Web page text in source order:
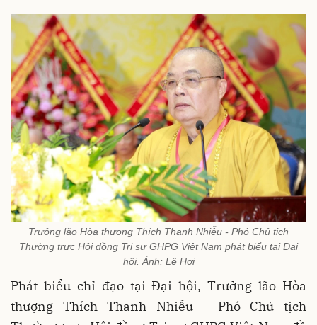
Trưởng lão Hòa thượng Thích Thanh Nhiễu - Phó Chủ tịch
Thường trực Hội đồng Trị sự GHPG Việt Nam phát biểu tại Đại
hội. Ảnh: Lê Hợi
Phát biểu chỉ đạo tại Đại hội, Trưởng lão Hòa
thượng Thích Thanh Nhiễu - Phó Chủ tịch